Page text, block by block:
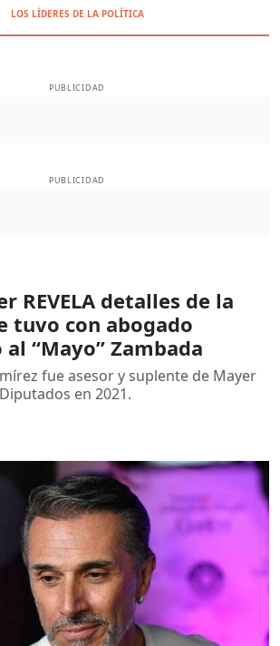
LOS LÍDERES DE LA POLÍTICA
PUBLICIDAD
PUBLICIDAD
REVELA detalles de la
tuvo con abogado
“Mayo” Zambada
fue asesor y suplente de Mayer
en 2021.